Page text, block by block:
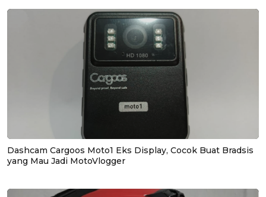
Dashcam Cargoos Moto1 Eks Display, Cocok Buat Bradsis
yang Mau Jadi MotoVlogger